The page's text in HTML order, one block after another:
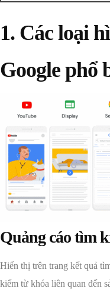
1. Các loại
Google phổ
Quảng cáo tìm
Hiển thị trên trang kết quả
kiếm từ khóa liên quan đến